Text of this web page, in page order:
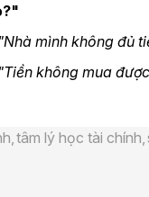
"Nhà mình không đủ
"Tiền không mua
tâm lý học tài chính,